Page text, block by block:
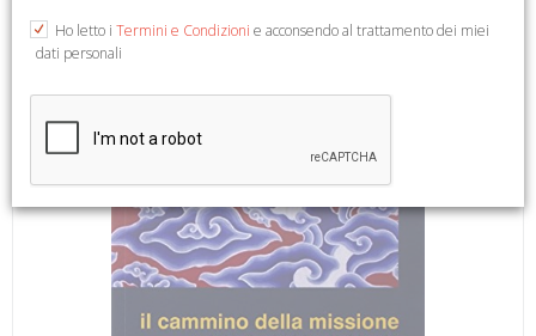
17x24. (Missiologia. 20).
Ho letto i Termini e Condizioni e acconsendo al trattamento dei miei
dati personali